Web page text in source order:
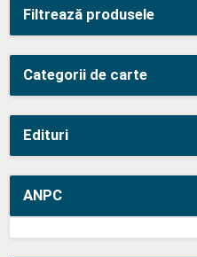
Filtrează produsele
Categorii de carte
Edituri
ANPC